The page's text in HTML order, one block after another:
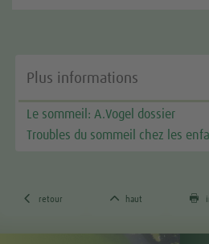
Plus informations
Le sommeil: A.Vogel dossier
Troubles du sommeil chez les
 retour  haut 